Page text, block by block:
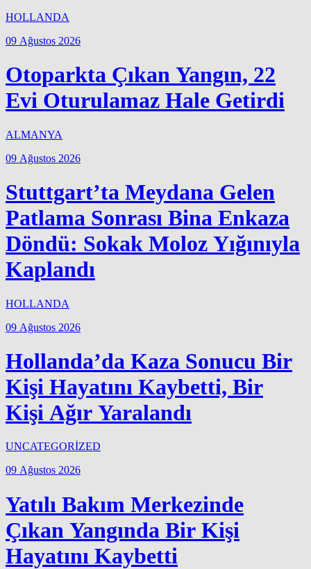
HOLLANDA
09 Ağustos 2026
Otoparkta Çıkan Yangın, 22
Evi Oturulamaz Hale Getirdi
ALMANYA
09 Ağustos 2026
Stuttgart’ta Meydana Gelen
Patlama Sonrası Bina Enkaza
Döndü: Sokak Moloz Yığınıyla
Kaplandı
HOLLANDA
09 Ağustos 2026
Hollanda’da Kaza Sonucu Bir
Kişi Hayatını Kaybetti, Bir
Kişi Ağır Yaralandı
UNCATEGORİZED
09 Ağustos 2026
Yatılı Bakım Merkezinde
Çıkan Yangında Bir Kişi
Hayatını Kaybetti